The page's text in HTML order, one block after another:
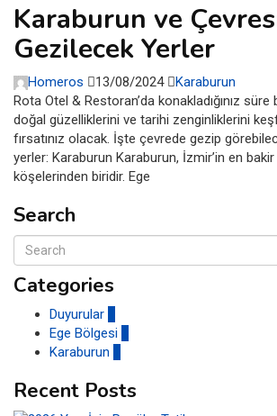
Karaburun ve
Gezilecek Yerler
Homeros 13/08/2024
Karaburun
Rota Otel & Restoran’da konakladığınız
doğal güzelliklerini ve tarihi zenginliklerini
fırsatınız olacak. İşte çevrede gezip
yerler: Karaburun Karaburun, İzmir’in en
köşelerinden biridir. Ege
Search
Categories
Duyurular
Ege Bölgesi
Karaburun
Recent Posts